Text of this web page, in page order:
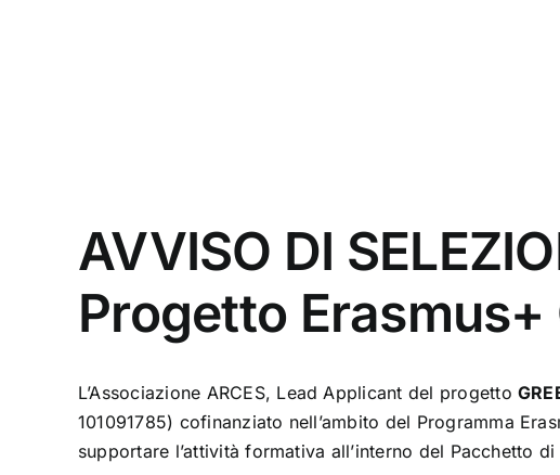
AVVISO DI
Progetto Erasmus+
L’Associazione ARCES, Lead Applicant del progetto
101091785) cofinanziato nell’ambito del Programma
supportare l’attività formativa all’interno del Pacchetto